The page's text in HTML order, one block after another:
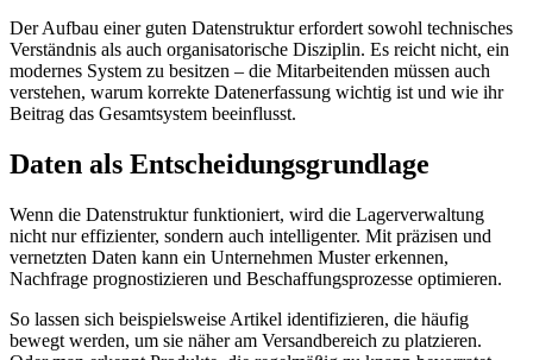
Der Aufbau einer guten Datenstruktur erfordert sowohl technisches
Verständnis als auch organisatorische Disziplin. Es reicht nicht, ein
modernes System zu besitzen – die Mitarbeitenden müssen auch
verstehen, warum korrekte Datenerfassung wichtig ist und wie ihr
Beitrag das Gesamtsystem beeinflusst.
Daten als Entscheidungsgrundlage
Wenn die Datenstruktur funktioniert, wird die Lagerverwaltung
nicht nur effizienter, sondern auch intelligenter. Mit präzisen und
vernetzten Daten kann ein Unternehmen Muster erkennen,
Nachfrage prognostizieren und Beschaffungsprozesse optimieren.
So lassen sich beispielsweise Artikel identifizieren, die häufig
bewegt werden, um sie näher am Versandbereich zu platzieren.